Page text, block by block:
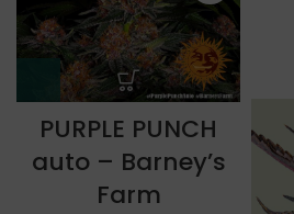
PURPLE PUNCH
auto – Barney’s
Farm